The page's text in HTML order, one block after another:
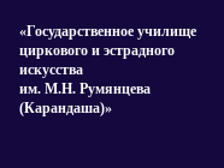
«Государственное училище
циркового и эстрадного
искусства
им. М.Н. Румянцева
(Карандаша)»